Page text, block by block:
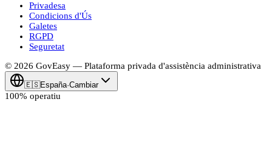
Privadesa
Condicions d'Ús
Galetes
RGPD
Seguretat
© 2026 GovEasy — Plataforma privada d'assistència administrativa
🇪🇸España·Cambiar
100% operatiu